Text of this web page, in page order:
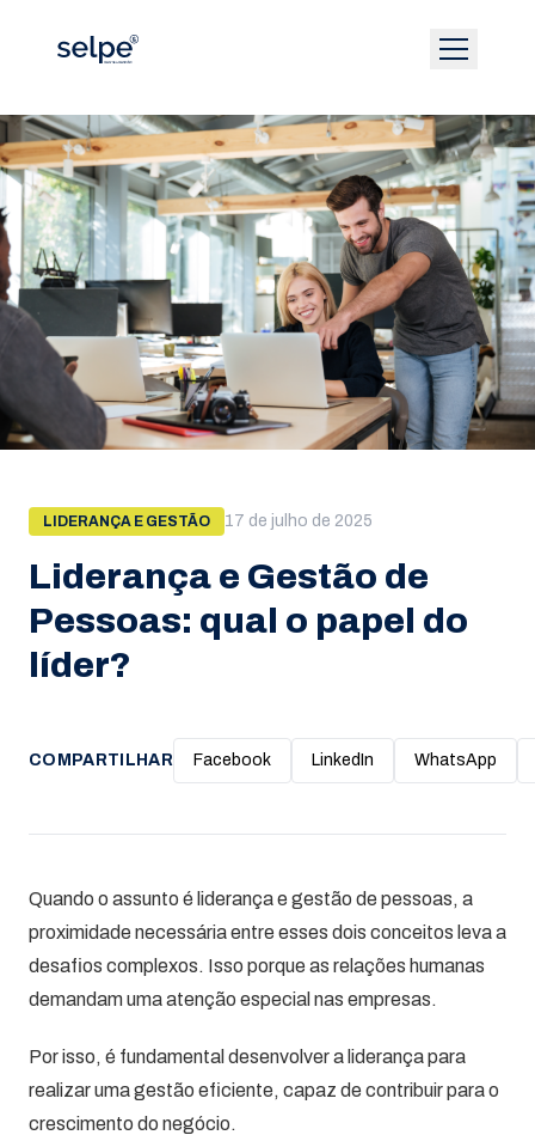
LIDERANÇA E GESTÃO 17 de julho de 2025
Liderança e Gestão de
Pessoas: qual o papel do
líder?
COMPARTILHAR Facebook LinkedIn WhatsApp
Quando o assunto é liderança e gestão de pessoas, a
proximidade necessária entre esses dois conceitos leva a
desafios complexos. Isso porque as relações humanas
demandam uma atenção especial nas empresas.
Por isso, é fundamental desenvolver a liderança para
realizar uma gestão eficiente, capaz de contribuir para o
crescimento do negócio.